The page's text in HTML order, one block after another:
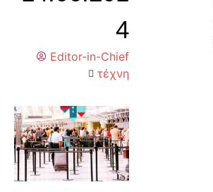
4
Editor-in-Chief
τέχνη